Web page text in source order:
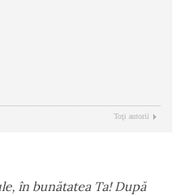
Toţi autorii
în bunătatea Ta! După